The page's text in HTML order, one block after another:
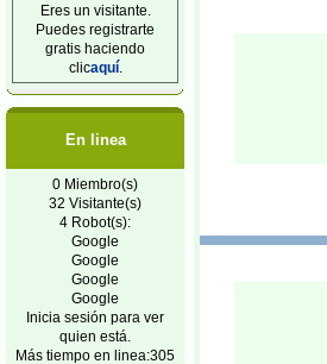
Eres un visitante.
Puedes registrarte
gratis haciendo
clicaquí.
En linea
0 Miembro(s)
32 Visitante(s)
4 Robot(s):
Google
Google
Google
Google
Inicia sesión para ver
quien está.
Más tiempo en linea:305